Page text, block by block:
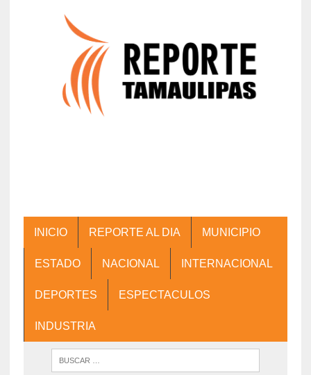
INICIO REPORTE AL DIA MUNICIPIO
ESTADO NACIONAL INTERNACIONAL
DEPORTES ESPECTACULOS
INDUSTRIA